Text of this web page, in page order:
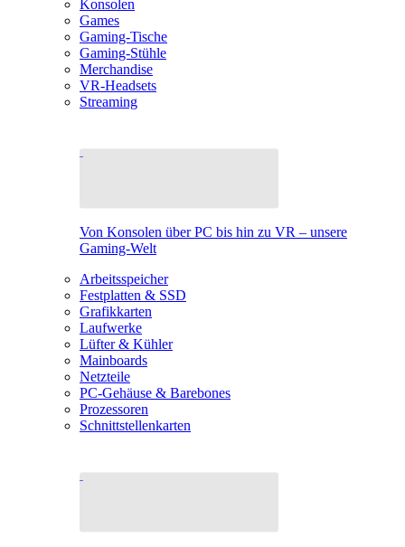
Konsolen
Games
Gaming-Tische
Gaming-Stühle
Merchandise
VR-Headsets
Streaming
Von Konsolen über PC bis hin zu VR – unsere
Gaming-Welt
Arbeitsspeicher
Festplatten & SSD
Grafikkarten
Laufwerke
Lüfter & Kühler
Mainboards
Netzteile
PC-Gehäuse & Barebones
Prozessoren
Schnittstellenkarten